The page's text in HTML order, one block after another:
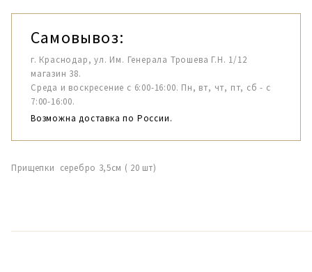
Самовывоз:
г. Краснодар, ул. Им. Генерала Трошева Г.Н. 1/12
магазин 38.
Среда и воскресение с 6:00-16:00. Пн, вт, чт, пт, сб - с
7:00-16:00.
Возможна доставка по России.
Прищепки серебро 3,5см ( 20 шт)